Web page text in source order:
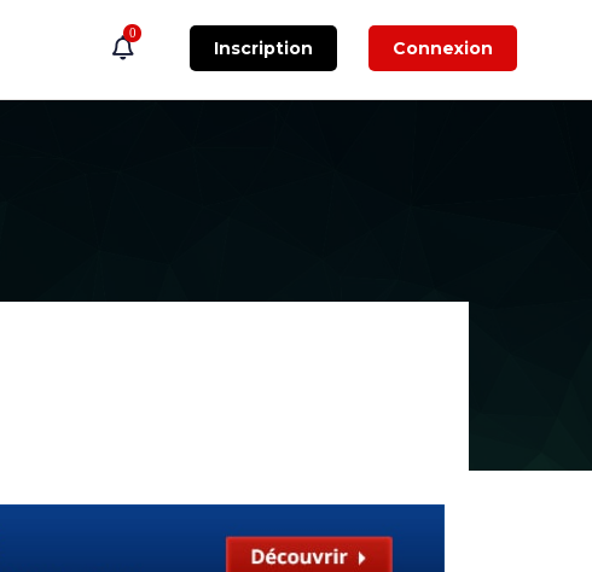
0
Inscription Connexion